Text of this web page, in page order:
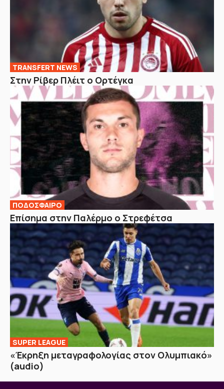
TRANSFERT NEWS
Στην Ρίβερ Πλέιτ ο Ορτέγκα
ΠΟΔΟΣΦΑΙΡΟ
Επίσημα στην Παλέρμο ο Στρεφέτσα
SUPER LEAGUE
«Έκρηξη μεταγραφολογίας στον Ολυμπιακό»
(audio)